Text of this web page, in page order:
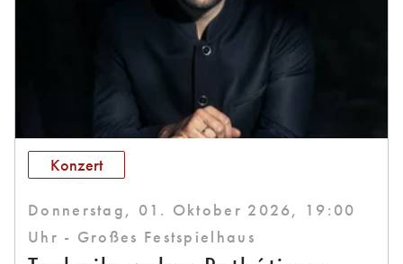
Konzert
Donnerstag, 01. Oktober 2026, 19:00
Uhr - Großes Festspielhaus